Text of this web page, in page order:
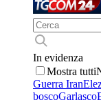
In evidenza
Mostra tutti
Guerra Iran
boscoGarlasco